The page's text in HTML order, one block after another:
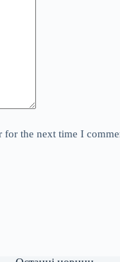
for the next time I